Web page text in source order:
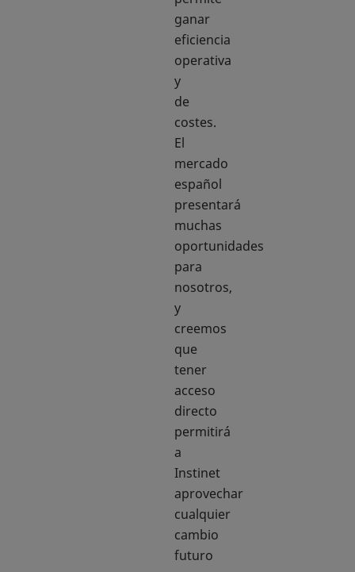
ganar
eficiencia
operativa
y
de
costes.
El
mercado
español
presentará
muchas
oportunidades
para
nosotros,
y
creemos
que
tener
acceso
directo
permitirá
a
Instinet
aprovechar
cualquier
cambio
futuro